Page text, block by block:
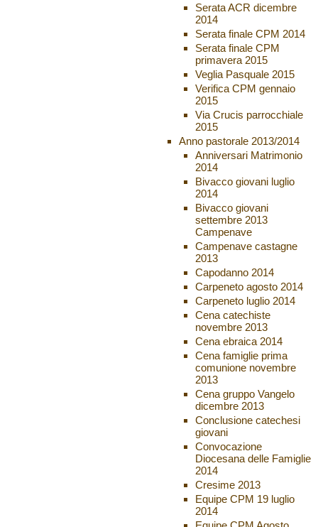
Serata ACR dicembre
2014
Serata finale CPM 2014
Serata finale CPM
primavera 2015
Veglia Pasquale 2015
Verifica CPM gennaio
2015
Via Crucis parrocchiale
2015
Anno pastorale 2013/2014
Anniversari Matrimonio
2014
Bivacco giovani luglio
2014
Bivacco giovani
settembre 2013
Campenave
Campenave castagne
2013
Capodanno 2014
Carpeneto agosto 2014
Carpeneto luglio 2014
Cena catechiste
novembre 2013
Cena ebraica 2014
Cena famiglie prima
comunione novembre
2013
Cena gruppo Vangelo
dicembre 2013
Conclusione catechesi
giovani
Convocazione
Diocesana delle Famiglie
2014
Cresime 2013
Equipe CPM 19 luglio
2014